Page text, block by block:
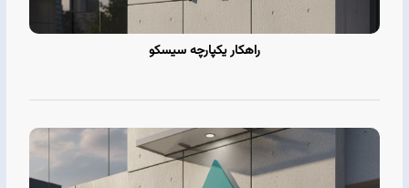
راهکار یکپارچه سیسکو